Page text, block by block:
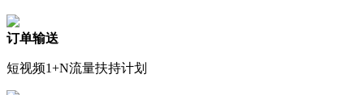
订单输送
短视频1+N流量扶持计划